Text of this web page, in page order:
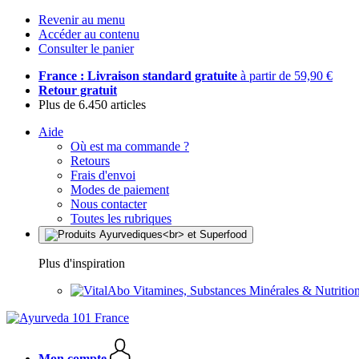
Revenir au menu
Accéder au contenu
Consulter le panier
France : Livraison standard gratuite à partir de 59,90 €
Retour gratuit
Plus de 6.450 articles
Aide
Où est ma commande ?
Retours
Frais d'envoi
Modes de paiement
Nous contacter
Toutes les rubriques
Plus d'inspiration
Vitamines, Substances Minérales &